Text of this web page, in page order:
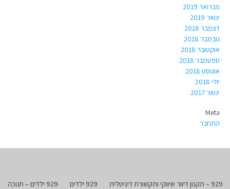
פברואר 2019
ינואר 2019
דצמבר 2018
נובמבר 2018
אוקטובר 2018
ספטמבר 2018
אוגוסט 2018
יולי 2018
ינואר 2017
Meta
התחבר
929 – תקנון דיוור שיווקי ותקשורת דיגיטלית 929 ילדים
929 ילדים – חנוכה